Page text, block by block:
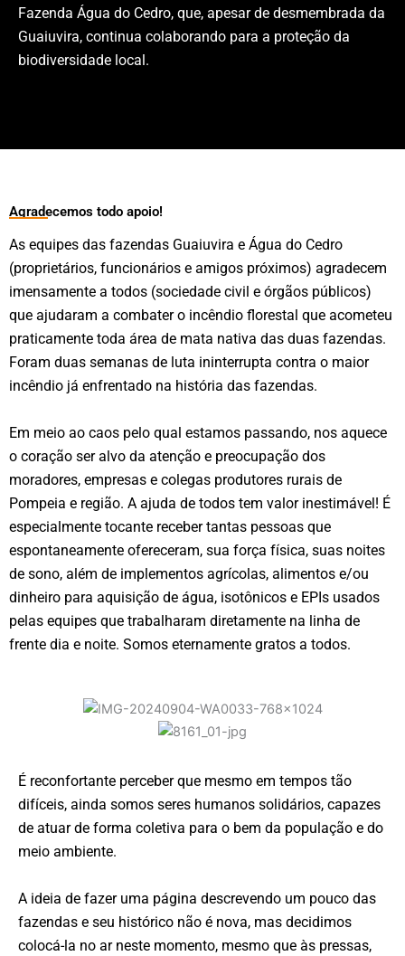
Fazenda Água do Cedro, que, apesar de desmembrada da
Guaiuvira, continua colaborando para a proteção da
biodiversidade local.
Agradecemos todo apoio!
As equipes das fazendas Guaiuvira e Água do Cedro
(proprietários, funcionários e amigos próximos) agradecem
imensamente a todos (sociedade civil e órgãos públicos)
que ajudaram a combater o incêndio florestal que acometeu
praticamente toda área de mata nativa das duas fazendas.
Foram duas semanas de luta ininterrupta contra o maior
incêndio já enfrentado na história das fazendas.
Em meio ao caos pelo qual estamos passando, nos aquece
o coração ser alvo da atenção e preocupação dos
moradores, empresas e colegas produtores rurais de
Pompeia e região. A ajuda de todos tem valor inestimável! É
especialmente tocante receber tantas pessoas que
espontaneamente ofereceram, sua força física, suas noites
de sono, além de implementos agrícolas, alimentos e/ou
dinheiro para aquisição de água, isotônicos e EPIs usados
pelas equipes que trabalharam diretamente na linha de
frente dia e noite. Somos eternamente gratos a todos.
É reconfortante perceber que mesmo em tempos tão
difíceis, ainda somos seres humanos solidários, capazes
de atuar de forma coletiva para o bem da população e do
meio ambiente.
A ideia de fazer uma página descrevendo um pouco das
fazendas e seu histórico não é nova, mas decidimos
colocá-la no ar neste momento, mesmo que às pressas,